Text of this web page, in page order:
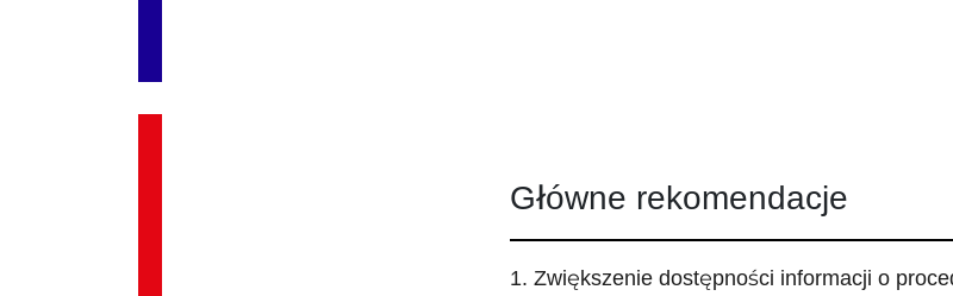
Główne rekomendacje
1. Zwiększenie dostępności informacji o